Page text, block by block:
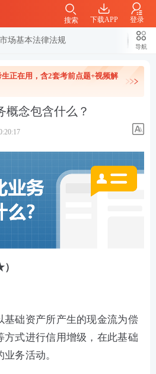
下载APP 登录
搜索
场基本法律法规
导航
正在用，含2套考前点题+视频解
概念包含什么？
基础资产所产生的现金流为偿
方式进行信用增级，在此基础
务活动。